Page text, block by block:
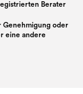
Berater
oder
eine andere